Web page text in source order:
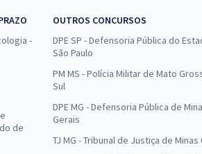
-
de
OUTROS CONCURSOS
DPE SP - Defensoria Pública do
São Paulo
PM MS - Polícia Militar de Mato
Sul
DPE MG - Defensoria Pública de
Gerais
TJ MG - Tribunal de Justiça de Minas